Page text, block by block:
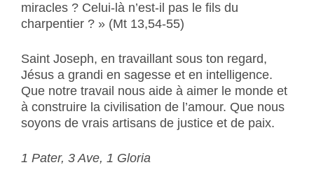
miracles ? Celui-là n’est-il pas le fils du
charpentier ? » (Mt 13,54-55)
Saint Joseph, en travaillant sous ton regard,
Jésus a grandi en sagesse et en intelligence.
Que notre travail nous aide à aimer le monde et
à construire la civilisation de l’amour. Que nous
soyons de vrais artisans de justice et de paix.
1 Pater, 3 Ave, 1 Gloria